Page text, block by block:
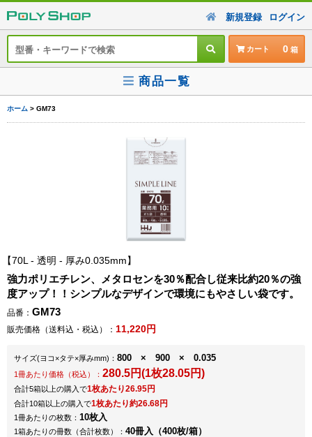
新規登録 ログイン
カート 0
商品一覧
ホーム > GM73
70L - 透明 - 厚み0.035mm
強力ポリエチレン、メタロセンを30％配合し従来比約20％の強
度アップ！！シンプルなデザインで環境にもやさしい袋です。
品番： GM73
販売価格（送料込・税込）： 11,220円
サイズ(ヨコ×タテ×厚みmm) ： 800 × 900 × 0.035
1冊あたり価格（税込）： 280.5円(1枚28.05円)
合計5箱以上の購入で1枚あたり26.95円
合計10箱以上の購入で1枚あたり約26.68円
1冊あたりの枚数： 10枚入
1箱あたりの冊数（合計枚数）： 40冊入（400枚/箱）